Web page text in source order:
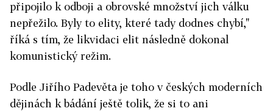
připojilo k odboji a obrovské množství jich válku
nepřežilo. Byly to elity, které tady dodnes chybí,"
říká s tím, že likvidaci elit následně dokonal
komunistický režim.
Podle Jiřího Padevěta je toho v českých moderních
dějinách k bádání ještě tolik, že si to ani